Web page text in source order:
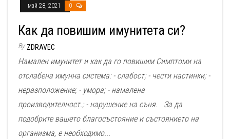
май 28, 2021 0
Как да повишим имунитета си?
By ZDRAVEC
Намален имунитет и как да го повишим Симптоми на
отслабена имунна система: - слабост; - чести настинки; -
неразположение; - умора; - намалена
производителност.; - нарушение на съня. За да
подобрите вашето благосъстояние и състоянието на
организма, е необходимо...